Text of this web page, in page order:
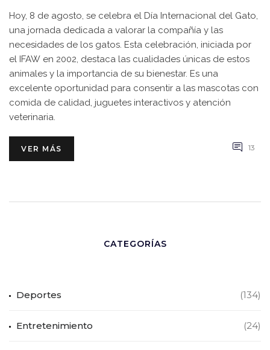
Hoy, 8 de agosto, se celebra el Día Internacional del Gato,
una jornada dedicada a valorar la compañía y las
necesidades de los gatos. Esta celebración, iniciada por
el IFAW en 2002, destaca las cualidades únicas de estos
animales y la importancia de su bienestar. Es una
excelente oportunidad para consentir a las mascotas con
comida de calidad, juguetes interactivos y atención
veterinaria.
VER MÁS 13
CATEGORÍAS
Deportes (134)
Entretenimiento (24)